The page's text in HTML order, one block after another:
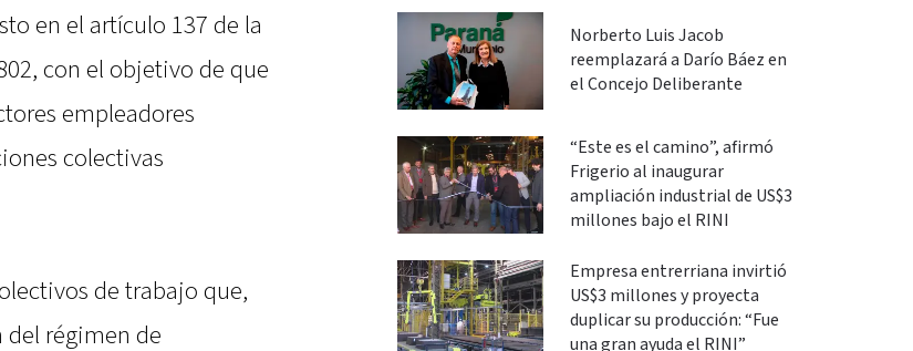
en el artículo 137 de la
con el objetivo de que
empleadores
colectivas
de trabajo que,
régimen de
Norberto Luis Jacob
reemplazará a Darío Báez en
el Concejo Deliberante
“Este es el camino”, afirmó
Frigerio al inaugurar
ampliación industrial de US$3
millones bajo el RINI
Empresa entrerriana invirtió
US$3 millones y proyecta
duplicar su producción: “Fue
una gran ayuda el RINI”